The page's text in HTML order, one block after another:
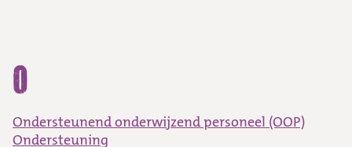
O
Ondersteunend onderwijzend personeel (OOP)
Ondersteuning